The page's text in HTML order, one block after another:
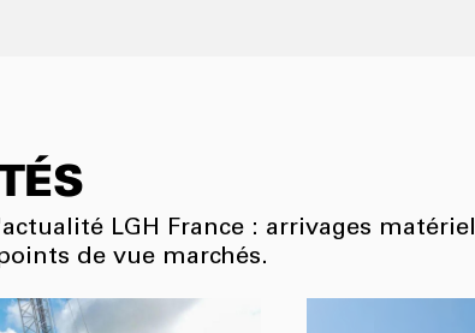
LGH France : arrivages
de vue marchés.